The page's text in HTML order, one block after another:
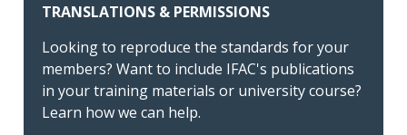
TRANSLATIONS & PERMISSIONS
Looking to reproduce the standards for your
members? Want to include IFAC's publications
in your training materials or university course?
Learn how we can help.